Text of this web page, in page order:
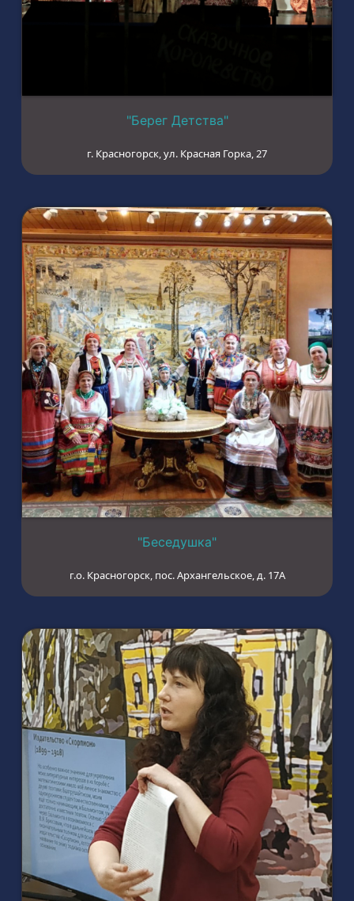
"Берег Детства"
г. Красногорск, ул. Красная Горка, 27
"Беседушка"
г.о. Красногорск, пос. Архангельское, д. 17А